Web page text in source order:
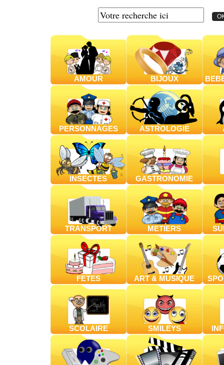
AMOUR BIJOUX
PERSONNAGES ASTROLOGIE
INSECTES GASTRONOMIE
TRANSPORT METIERS
FETES ART & MUSIQUE
SCOLAIRE SMILEYS